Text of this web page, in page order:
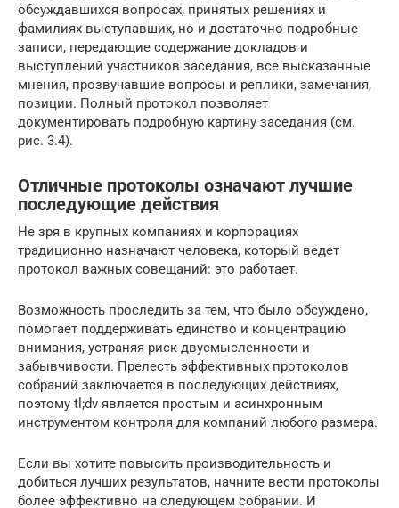
обсуждавшихся вопросах, принятых решениях и
фамилиях выступавших, но и достаточно подробные
записи, передающие содержание докладов и
выступлений участников заседания, все высказанные
мнения, прозвучавшие вопросы и реплики, замечания,
позиции. Полный протокол позволяет
документировать подробную картину заседания (см.
рис. 3.4).
Отличные протоколы означают лучшие
последующие действия
Не зря в крупных компаниях и корпорациях
традиционно назначают человека, который ведет
протокол важных совещаний: это работает.
Возможность проследить за тем, что было обсуждено,
помогает поддерживать единство и концентрацию
внимания, устраняя риск двусмысленности и
забывчивости. Прелесть эффективных протоколов
собраний заключается в последующих действиях,
поэтому tl;dv является простым и асинхронным
инструментом контроля для компаний любого размера.
Если вы хотите повысить производительность и
добиться лучших результатов, начните вести протоколы
более эффективно на следующем собрании. И